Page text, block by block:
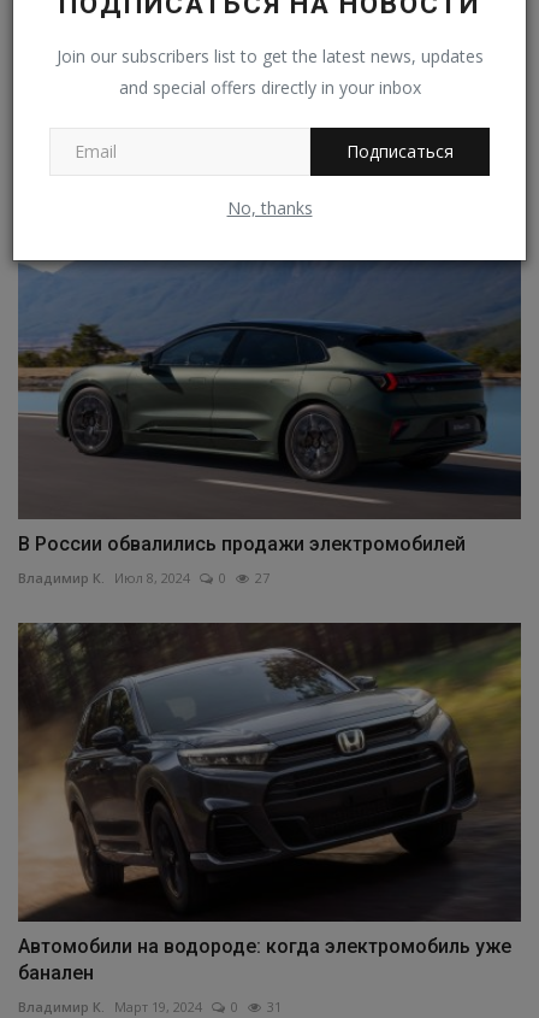
Join our subscribers list to get the latest news, updates
and special offers directly in your inbox
Подписаться
No, thanks
Фирма Nissan обновила кроссовер Qashqai
Владимир К. Апр 17, 2024 0 25
В России обвалились продажи электромобилей
Владимир К. Июл 8, 2024 0 27
Автомобили на водороде: когда электромобиль уже
банален
Владимир К. Март 19, 2024 0 31